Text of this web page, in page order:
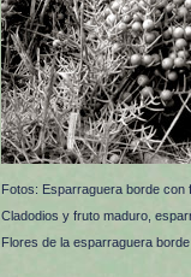
Fotos: Esparraguera borde
Cladodios y fruto maduro,
Flores de la esparraguera